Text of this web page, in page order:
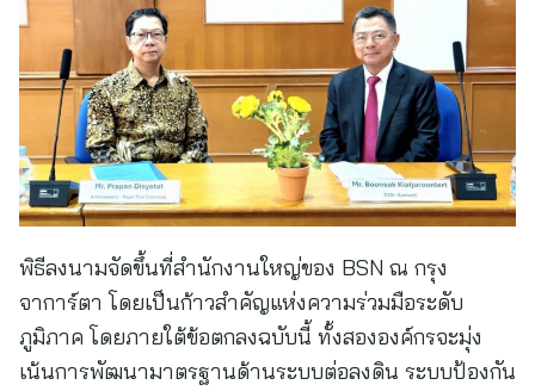
พิธีลงนามจัดขึ้นที่สำนักงานใหญ่ของ BSN ณ กรุง
จาการ์ตา โดยเป็นก้าวสำคัญแห่งความร่วมมือระดับ
ภูมิภาค โดยภายใต้ข้อตกลงฉบับนี้ ทั้งสององค์กรจะมุ่ง
เน้นการพัฒนามาตรฐานด้านระบบต่อลงดิน ระบบป้องกัน